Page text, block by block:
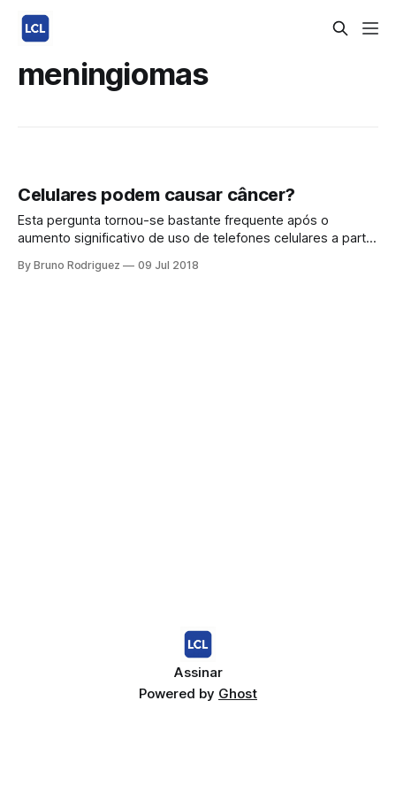
meningiomas
Celulares podem causar câncer?
Esta pergunta tornou-se bastante frequente após o
aumento significativo de uso de telefones celulares a partir
celulares podem aumentar o risco de tumores cerebrais ou
By Bruno Rodriguez 09 Jul 2018
Assinar
Powered by Ghost